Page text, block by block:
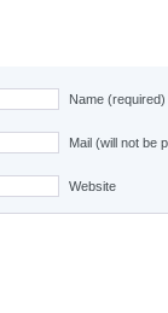
Name (required)
Mail (will not be
Website